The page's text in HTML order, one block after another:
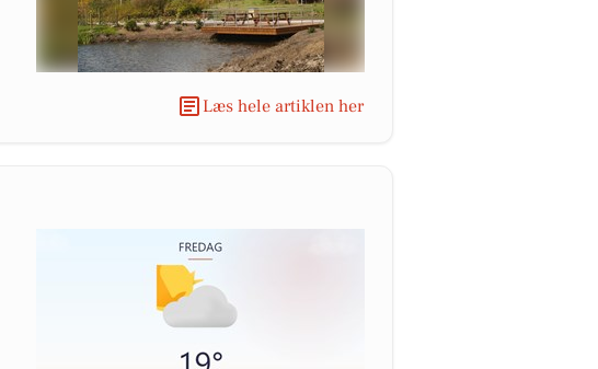
Læs hele artiklen her